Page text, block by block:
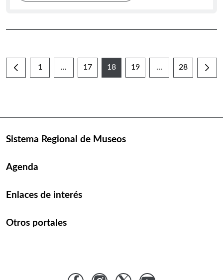
1 ...
Páginas intermedias Use TAB para
17 18 19 ...
PáginasPágina
28
Sistema Regional de Museos
Agenda
Enlaces de interés
Otros portales